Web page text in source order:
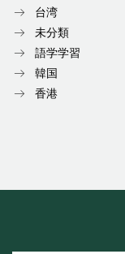
台湾
未分類
語学学習
韓国
香港